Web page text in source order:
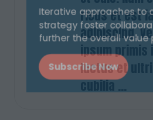
Iterative approaches
strategy foster
further the overall value
Subscribe Now
(opens
risus et est
adipiscing.
ipsum primis
luctus et
cubilia ...